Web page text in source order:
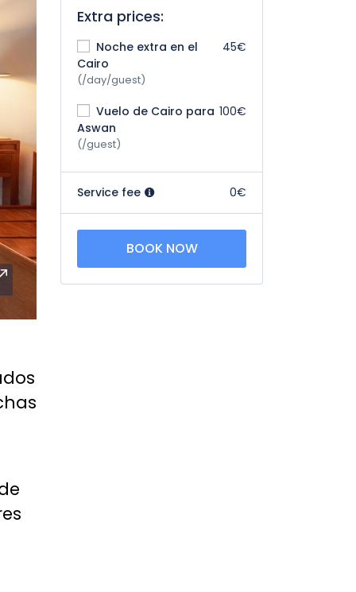
Extra prices:
Noche extra en el
Cairo
(/day/guest)
45€
Vuelo de Cairo para
Aswan
(/guest)
100€
Service fee 0€
BOOK NOW